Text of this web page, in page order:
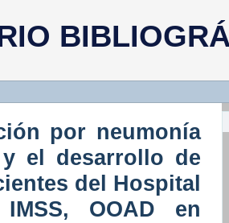
por neumonía
renal
IMSS, OOAD en
por neumonía
y el desarrollo de
del Hospital
OOAD en